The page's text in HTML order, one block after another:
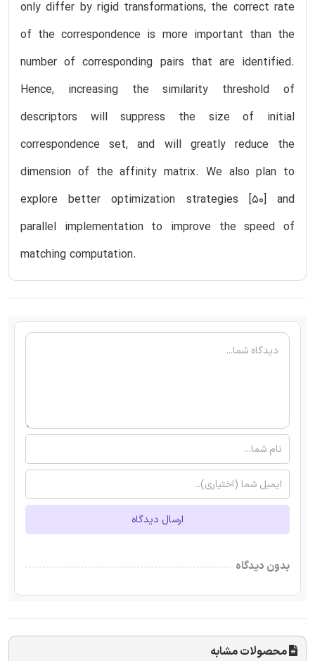
only differ by rigid transformations, the correct rate
of the correspondence is more important than the
number of corresponding pairs that are identified.
Hence, increasing the similarity threshold of
descriptors will suppress the size of initial
correspondence set, and will greatly reduce the
dimension of the affinity matrix. We also plan to
explore better optimization strategies [50] and
parallel implementation to improve the speed of
matching computation.
ارسال دیدگاه
بدون دیدگاه
محصولات مشابه